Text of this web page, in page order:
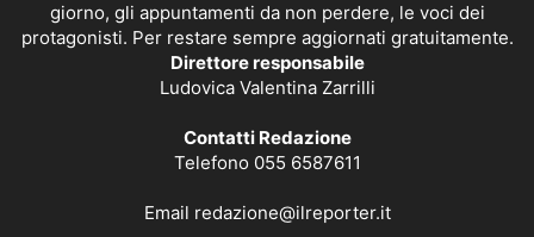
giorno, gli appuntamenti da non perdere, le voci dei
protagonisti. Per restare sempre aggiornati gratuitamente.
Direttore responsabile
Ludovica Valentina Zarrilli
Contatti Redazione
Telefono 055 6587611
Email redazione@ilreporter.it